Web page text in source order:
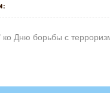
ко Дню борьбы с